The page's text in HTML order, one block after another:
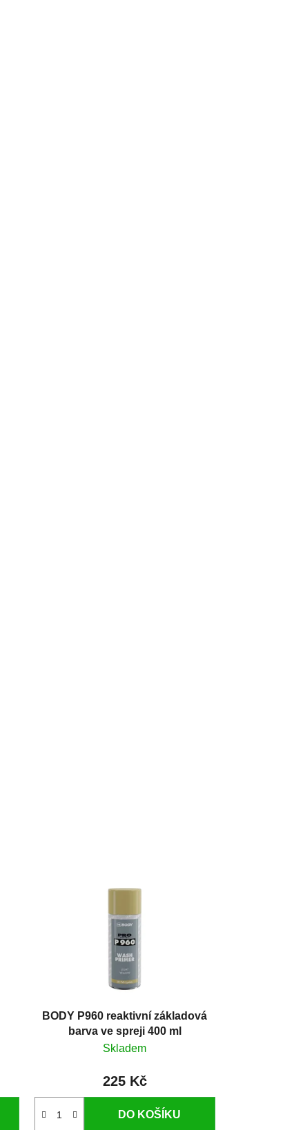
BODY P960 reaktivní základová
barva ve spreji 400 ml
Skladem
225 Kč
DO KOŠÍKU